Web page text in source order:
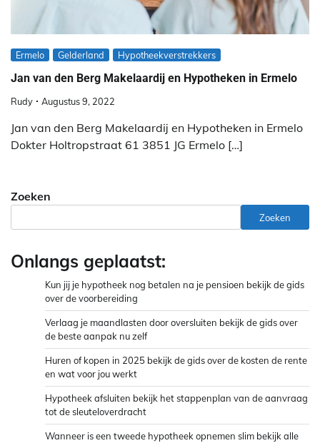
Ermelo Gelderland Hypotheekverstrekkers
Jan van den Berg Makelaardij en Hypotheken in Ermelo
Rudy Augustus 9, 2022
Jan van den Berg Makelaardij en Hypotheken in Ermelo
Dokter Holtropstraat 61 3851 JG Ermelo […]
Zoeken
Zoeken
Onlangs geplaatst:
Kun jij je hypotheek nog betalen na je pensioen bekijk de gids
over de voorbereiding
Verlaag je maandlasten door oversluiten bekijk de gids over
de beste aanpak nu zelf
Huren of kopen in 2025 bekijk de gids over de kosten de rente
en wat voor jou werkt
Hypotheek afsluiten bekijk het stappenplan van de aanvraag
tot de sleuteloverdracht
Wanneer is een tweede hypotheek opnemen slim bekijk alle